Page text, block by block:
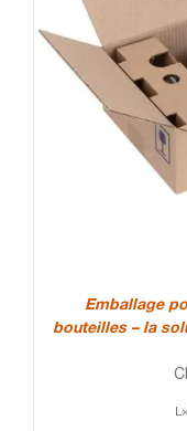
Emballage
bouteilles – la